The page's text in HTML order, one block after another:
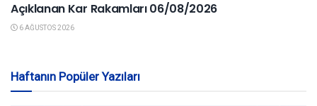
Açıklanan Kar Rakamları 06/08/2026
6 AĞUSTOS 2026
Haftanın Popüler Yazıları